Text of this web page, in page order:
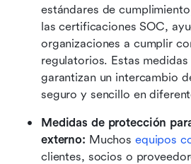
estándares de
las certificaciones SOC,
organizaciones a cumplir
regulatorios. Estas
garantizan un intercambio
seguro y sencillo en
Medidas de protección
externo: Muchos equipos
clientes, socios o